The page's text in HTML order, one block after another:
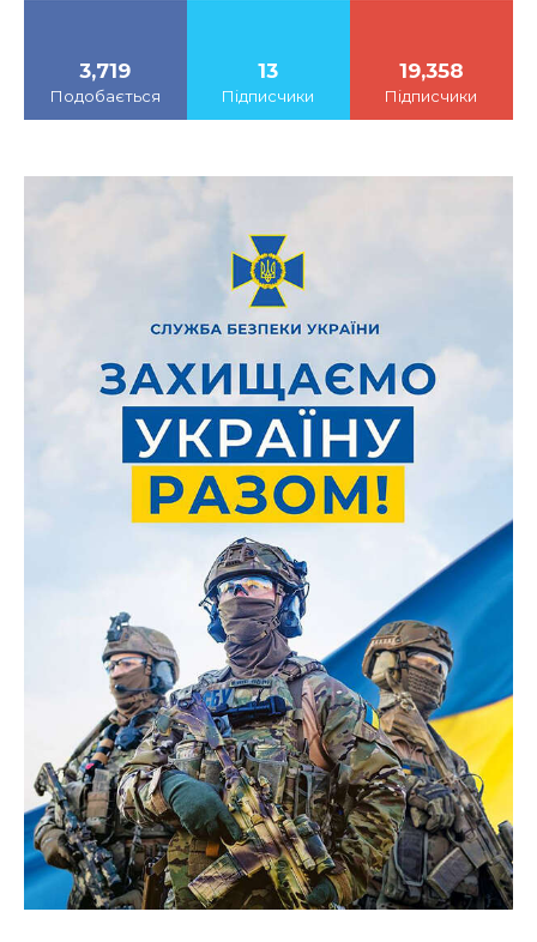
3,719
Подобається
13
Підписчики
19,358
Підписчики